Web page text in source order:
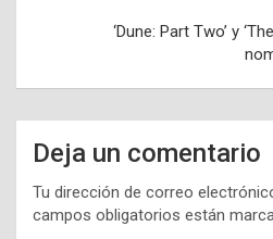
entradas‘Dune: Part Two’ y
Deja un comentario
Tu dirección de correo
campos obligatorios están